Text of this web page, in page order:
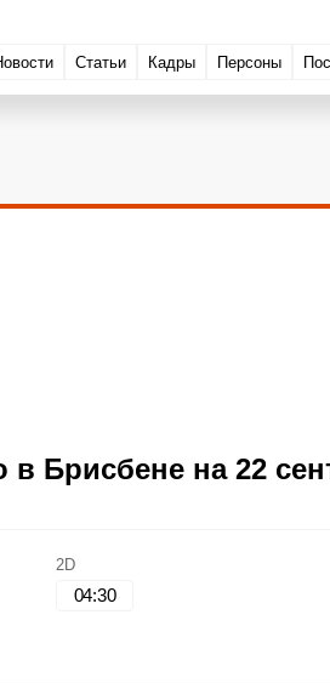
Статьи Кадры Персоны
Брисбене на 22
2D
04:30